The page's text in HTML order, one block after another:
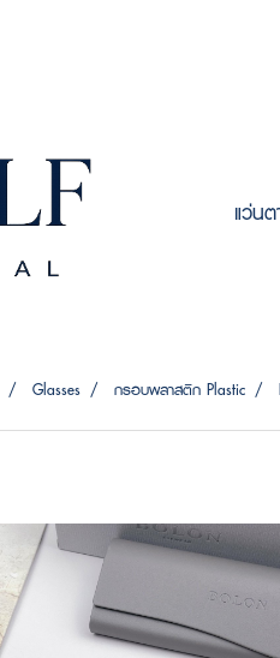
แว่นต
Glasses กรอบพลาสติก Plastic